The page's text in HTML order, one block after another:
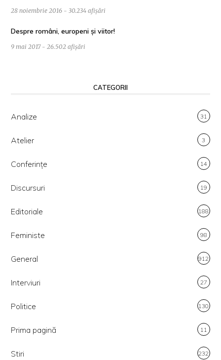
28 noiembrie 2016 - 30.234 afișări
Despre români, europeni și viitor!
9 mai 2017 - 26.502 afișări
CATEGORII
Analize 31
Atelier 3
Conferințe 14
Discursuri 19
Editoriale 188
Feministe 98
General 912
Interviuri 27
Politice 130
Prima pagină 11
Stiri 232